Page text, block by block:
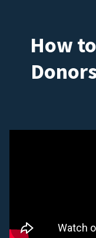
How